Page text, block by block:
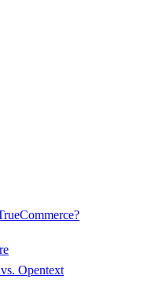
Opentext